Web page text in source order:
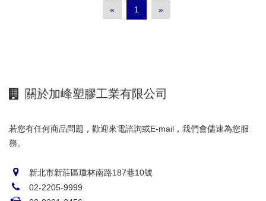
« 1 »
關於加峰塑膠工業有限公司
若您有任何商品問題，歡迎來電諮詢或E-mail，我們會儘速為您服
務。
新北市新莊區瓊林南路187巷10號
02-2205-9999